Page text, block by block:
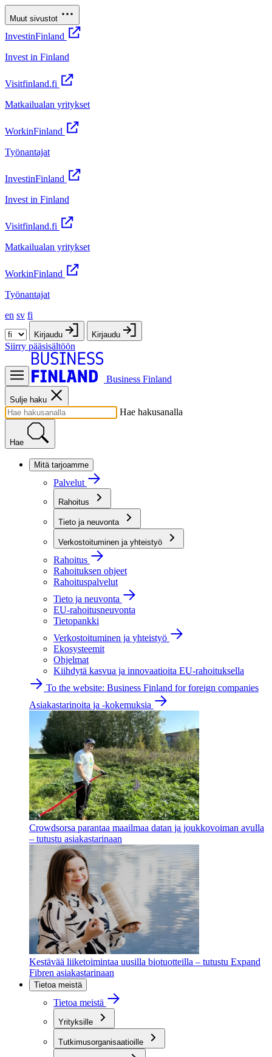
Muut sivustot
InvestinFinland
Invest in Finland
Visitfinland.fi
Matkailualan yritykset
WorkinFinland
Työnantajat
InvestinFinland
Invest in Finland
Visitfinland.fi
Matkailualan yritykset
WorkinFinland
Työnantajat
en sv fi
Kirjaudu Kirjaudu
Siirry pääsisältöön
Business Finland
Sulje haku
Hae hakusanalla
Hae
Mitä tarjoamme
Palvelut
Rahoitus
Tieto ja neuvonta
Verkostoituminen ja yhteistyö
Rahoitus
Rahoituksen ohjeet
Rahoituspalvelut
Tieto ja neuvonta
EU-rahoitusneuvonta
Tietopankki
Verkostoituminen ja yhteistyö
Ekosysteemit
Ohjelmat
Kiihdytä kasvua ja innovaatioita EU-rahoituksella
To the website: Business Finland for foreign companies
Asiakastarinoita ja -kokemuksia
Crowdsorsa parantaa maailmaa datan ja joukkovoiman avulla
– tutustu asiakastarinaan
Kestävää liiketoimintaa uusilla biotuotteilla – tutustu Expand
Fibren asiakastarinaan
Tietoa meistä
Tietoa meistä
Yrityksille
Tutkimusorganisaatioille